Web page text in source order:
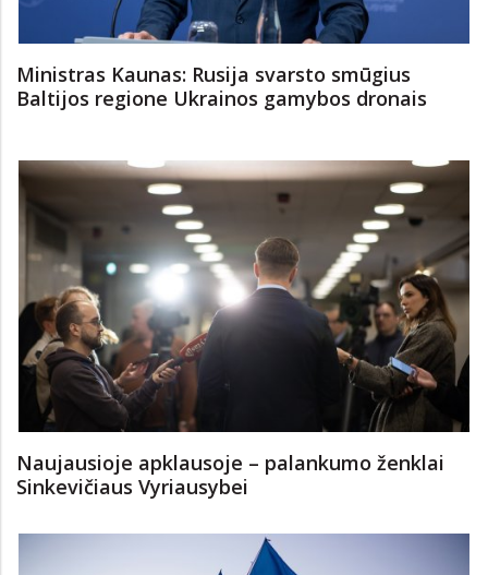
Ministras Kaunas: Rusija svarsto smūgius
Baltijos regione Ukrainos gamybos dronais
Naujausioje apklausoje – palankumo ženklai
Sinkevičiaus Vyriausybei